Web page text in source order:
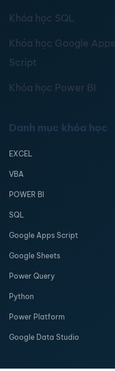
Khóa học SQL
Khóa học Google Apps
Script
Khóa học Power BI
Danh mục khóa học
EXCEL
VBA
POWER BI
SQL
Google Apps Script
Google Sheets
Power Query
Python
Power Platform
Google Data Studio